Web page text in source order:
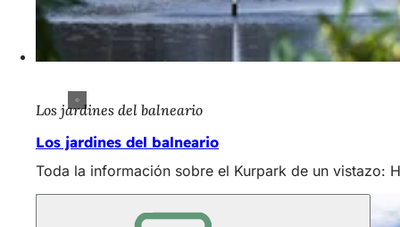
Los jardines del balneario
Los jardines del balneario
Toda la información sobre el Kurpark de un vistazo: